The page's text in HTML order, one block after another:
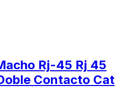
Rj-45 Rj 45
Contacto Cat